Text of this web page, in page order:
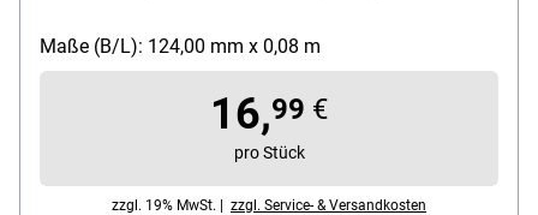
Maße (B/L): 124,00 mm x 0,08 m
16,99 €
pro Stück
zzgl. 19% MwSt. | zzgl. Service- & Versandkosten